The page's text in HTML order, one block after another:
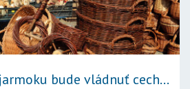
bude vládnuť cech...